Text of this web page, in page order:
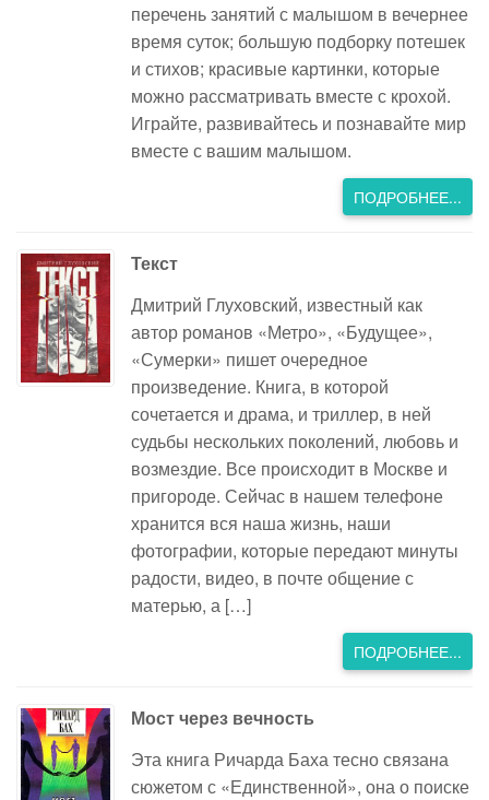
перечень занятий с малышом в вечернее
время суток; большую подборку потешек
и стихов; красивые картинки, которые
можно рассматривать вместе с крохой.
Играйте, развивайтесь и познавайте мир
вместе с вашим малышом.
ПОДРОБНЕЕ...
Текст
Дмитрий Глуховский, известный как
автор романов «Метро», «Будущее»,
«Сумерки» пишет очередное
произведение. Книга, в которой
сочетается и драма, и триллер, в ней
судьбы нескольких поколений, любовь и
возмездие. Все происходит в Москве и
пригороде. Сейчас в нашем телефоне
хранится вся наша жизнь, наши
фотографии, которые передают минуты
радости, видео, в почте общение с
матерью, а […]
ПОДРОБНЕЕ...
Мост через вечность
Эта книга Ричарда Баха тесно связана
сюжетом с «Единственной», она о поиске